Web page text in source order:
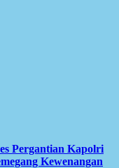
Pergantian Kapolri
Kewenangan